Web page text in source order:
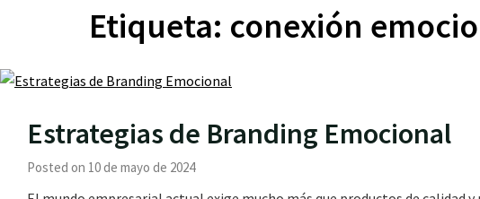
Etiqueta: conexión
Estrategias de Branding Emocional
Posted on 10 de mayo de 2024